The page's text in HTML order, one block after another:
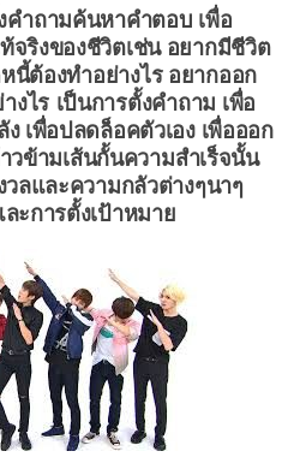
คำถามค้นหาคำตอบ เพื่อ
ริงของชีวิตเช่น อยากมีชีวิต
นี้ต้องทำอย่างไร อยากออก
งไร เป็นการตั้งคำถาม เพื่อ
เพื่อปลดล็อคตัวเอง เพื่อออก
วข้ามเส้นกั้นความสำเร็จนั้น
ลและความกลัวต่างๆนาๆ
ะการตั้งเป้าหมาย